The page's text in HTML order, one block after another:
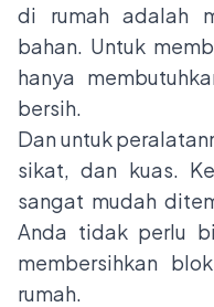
di rumah adalah
bahan. Untuk
hanya
bersih.
Dan untuk
sikat, dan kuas.
sangat mudah
Anda tidak perlu
membersihkan
rumah.